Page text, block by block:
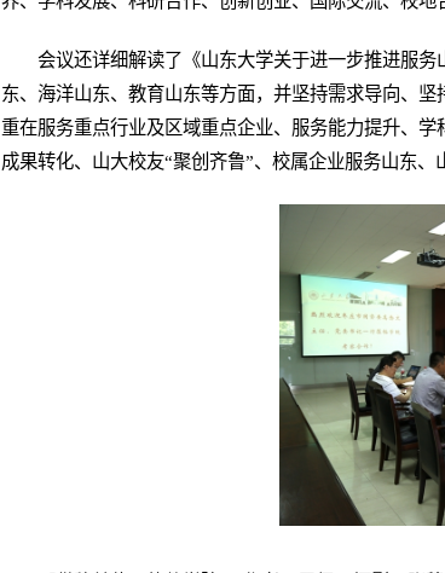
会议还详细解读了《山东大学关于进一步推进服
东、海洋山东、教育山东等方面，并坚持需求导向、
重在服务重点行业及区域重点企业、服务能力提升、
成果转化、山大校友“聚创齐鲁”、校属企业服务山东